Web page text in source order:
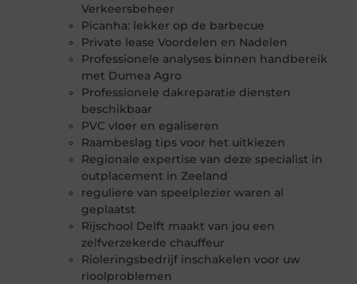
Verkeersbeheer
Picanha: lekker op de barbecue
Private lease Voordelen en Nadelen
Professionele analyses binnen handbereik
met Dumea Agro
Professionele dakreparatie diensten
beschikbaar
PVC vloer en egaliseren
Raambeslag tips voor het uitkiezen
Regionale expertise van deze specialist in
outplacement in Zeeland
reguliere van speelplezier waren al
geplaatst
Rijschool Delft maakt van jou een
zelfverzekerde chauffeur
Rioleringsbedrijf inschakelen voor uw
rioolproblemen